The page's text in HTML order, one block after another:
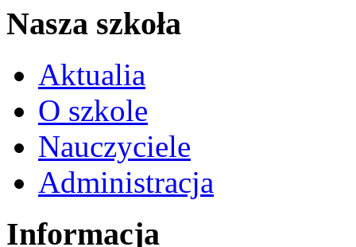
Nasza szkoła
Aktualia
O szkole
Nauczyciele
Administracja
Informacja